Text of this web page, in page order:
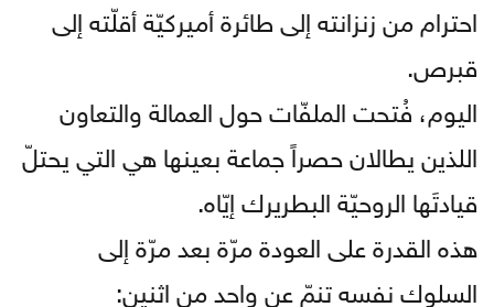
احترام من زنزانته إلى طائرة أميركيّة أقلّته إلى
قبرص.
اليوم، فُتحت الملفّات حول العمالة والتعاون
اللذين يطالان حصراً جماعة بعينها هي التي يحتلّ
قيادتَها الروحيّة البطريرك إيّاه.
هذه القدرة على العودة مرّة بعد مرّة إلى
السلوك نفسه تنمّ عن واحد من اثنين: